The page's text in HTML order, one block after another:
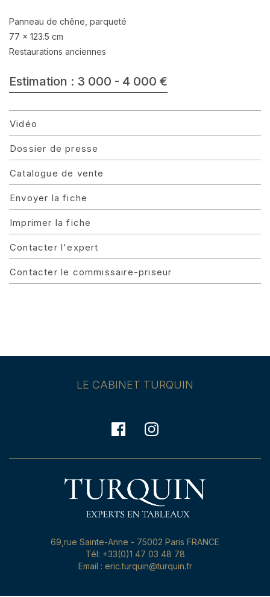
Panneau de chêne, parqueté
77 x 123.5 cm
Restaurations anciennes
Estimation : 3 000 - 4 000 €
Vidéo
Dossier de presse
Catalogue de vente
Envoyer la fiche
Imprimer la fiche
Contacter l'expert
Contacter le commissaire-priseur
LE CABINET TURQUIN
69,rue Sainte-Anne - 75002 Paris FRANCE
Tél: +33(0)1 47 03 48 78
Email : eric.turquin@turquin.fr